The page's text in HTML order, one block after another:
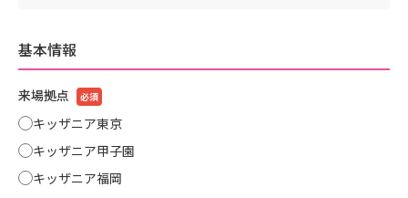
基本情報
来場拠点 必須
キッザニア東京
キッザニア甲子園
キッザニア福岡